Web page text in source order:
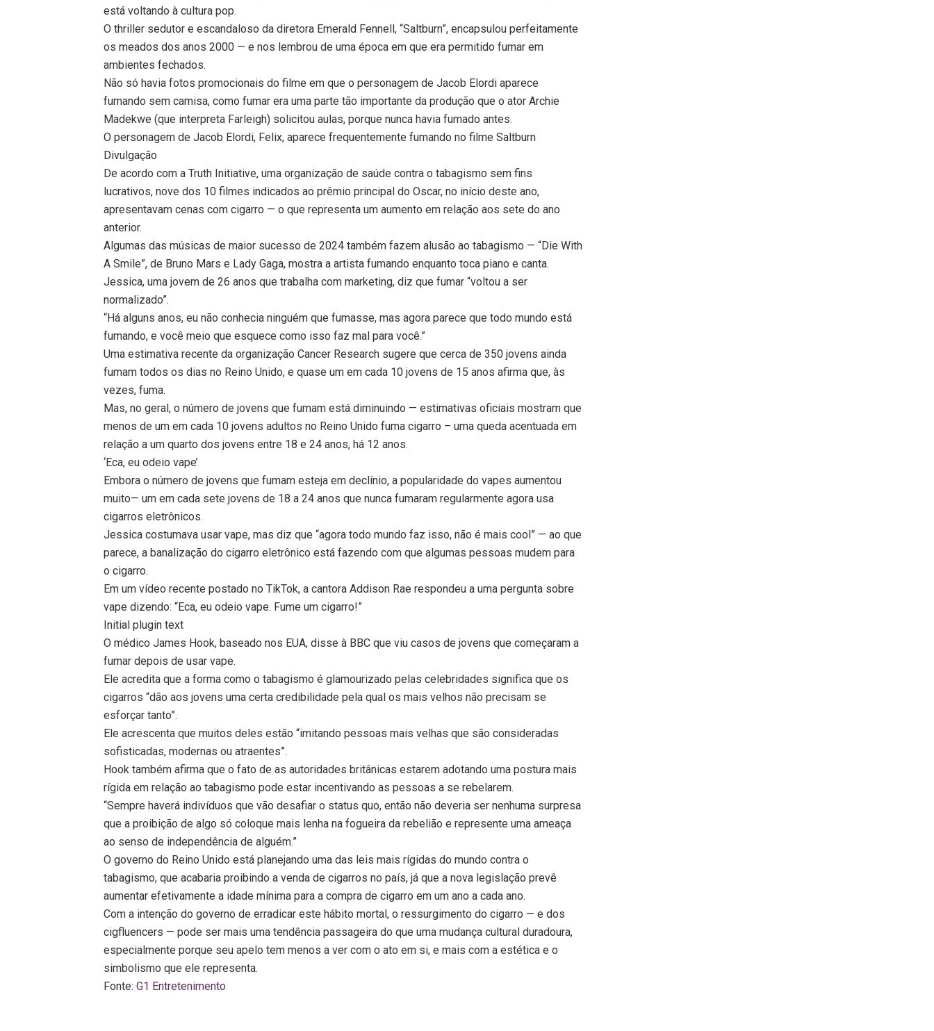
está voltando à cultura pop.
O thriller sedutor e escandaloso da diretora Emerald Fennell, “Saltburn”, encapsulou perfeitamente
os meados dos anos 2000 — e nos lembrou de uma época em que era permitido fumar em
ambientes fechados.
Não só havia fotos promocionais do filme em que o personagem de Jacob Elordi aparece
fumando sem camisa, como fumar era uma parte tão importante da produção que o ator Archie
Madekwe (que interpreta Farleigh) solicitou aulas, porque nunca havia fumado antes.
O personagem de Jacob Elordi, Felix, aparece frequentemente fumando no filme Saltburn
Divulgação
De acordo com a Truth Initiative, uma organização de saúde contra o tabagismo sem fins
lucrativos, nove dos 10 filmes indicados ao prêmio principal do Oscar, no início deste ano,
apresentavam cenas com cigarro — o que representa um aumento em relação aos sete do ano
anterior.
Algumas das músicas de maior sucesso de 2024 também fazem alusão ao tabagismo — “Die With
A Smile”, de Bruno Mars e Lady Gaga, mostra a artista fumando enquanto toca piano e canta.
Jessica, uma jovem de 26 anos que trabalha com marketing, diz que fumar “voltou a ser
normalizado”.
“Há alguns anos, eu não conhecia ninguém que fumasse, mas agora parece que todo mundo está
fumando, e você meio que esquece como isso faz mal para você.”
Uma estimativa recente da organização Cancer Research sugere que cerca de 350 jovens ainda
fumam todos os dias no Reino Unido, e quase um em cada 10 jovens de 15 anos afirma que, às
vezes, fuma.
Mas, no geral, o número de jovens que fumam está diminuindo — estimativas oficiais mostram que
menos de um em cada 10 jovens adultos no Reino Unido fuma cigarro – uma queda acentuada em
relação a um quarto dos jovens entre 18 e 24 anos, há 12 anos.
‘Eca, eu odeio vape’
Embora o número de jovens que fumam esteja em declínio, a popularidade do vapes aumentou
muito— um em cada sete jovens de 18 a 24 anos que nunca fumaram regularmente agora usa
cigarros eletrônicos.
Jessica costumava usar vape, mas diz que “agora todo mundo faz isso, não é mais cool” — ao que
parece, a banalização do cigarro eletrônico está fazendo com que algumas pessoas mudem para
o cigarro.
Em um vídeo recente postado no TikTok, a cantora Addison Rae respondeu a uma pergunta sobre
vape dizendo: “Eca, eu odeio vape. Fume um cigarro!”
Initial plugin text
O médico James Hook, baseado nos EUA, disse à BBC que viu casos de jovens que começaram a
fumar depois de usar vape.
Ele acredita que a forma como o tabagismo é glamourizado pelas celebridades significa que os
cigarros “dão aos jovens uma certa credibilidade pela qual os mais velhos não precisam se
esforçar tanto”.
Ele acrescenta que muitos deles estão “imitando pessoas mais velhas que são consideradas
sofisticadas, modernas ou atraentes”.
Hook também afirma que o fato de as autoridades britânicas estarem adotando uma postura mais
rígida em relação ao tabagismo pode estar incentivando as pessoas a se rebelarem.
“Sempre haverá indivíduos que vão desafiar o status quo, então não deveria ser nenhuma surpresa
que a proibição de algo só coloque mais lenha na fogueira da rebelião e represente uma ameaça
ao senso de independência de alguém.”
O governo do Reino Unido está planejando uma das leis mais rígidas do mundo contra o
tabagismo, que acabaria proibindo a venda de cigarros no país, já que a nova legislação prevê
aumentar efetivamente a idade mínima para a compra de cigarro em um ano a cada ano.
Com a intenção do governo de erradicar este hábito mortal, o ressurgimento do cigarro — e dos
cigfluencers — pode ser mais uma tendência passageira do que uma mudança cultural duradoura,
especialmente porque seu apelo tem menos a ver com o ato em si, e mais com a estética e o
simbolismo que ele representa.
Fonte:G1 Entretenimento